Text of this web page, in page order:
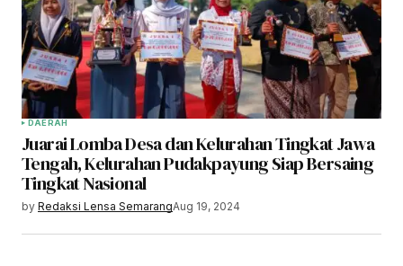
DAERAH
Juarai Lomba Desa dan Kelurahan Tingkat Jawa
Tengah, Kelurahan Pudakpayung Siap Bersaing
Tingkat Nasional
by Redaksi Lensa SemarangAug 19, 2024